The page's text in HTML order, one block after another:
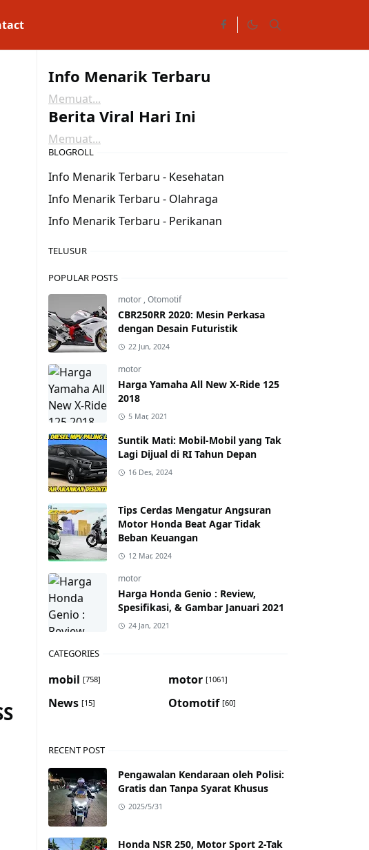
Info Menarik Terbaru
Memuat...
Berita Viral Hari Ini
Memuat...
BLOGROLL
Info Menarik Terbaru - Kesehatan
Info Menarik Terbaru - Olahraga
Info Menarik Terbaru - Perikanan
TELUSUR
POPULAR POSTS
motor ,Otomotif
CBR250RR 2020: Mesin Perkasa
dengan Desain Futuristik
22 Jun, 2024
motor
Harga Yamaha All New X-Ride 125
2018
5 Mar, 2021
Suntik Mati: Mobil-Mobil yang Tak
Lagi Dijual di RI Tahun Depan
16 Des, 2024
Tips Cerdas Mengatur Angsuran
Motor Honda Beat Agar Tidak
Beban Keuangan
12 Mar, 2024
motor
Harga Honda Genio : Review,
Spesifikasi, & Gambar Januari 2021
24 Jan, 2021
CATEGORIES
mobil [758] motor [1061]
News [15] Otomotif [60]
RECENT POST
Pengawalan Kendaraan oleh Polisi:
Gratis dan Tanpa Syarat Khusus
2025/5/31
Honda NSR 250, Motor Sport 2-Tak